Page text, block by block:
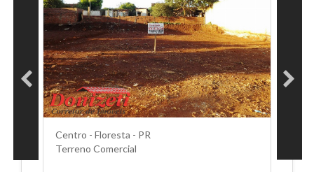
Centro - Floresta - PR
Terreno Comercial